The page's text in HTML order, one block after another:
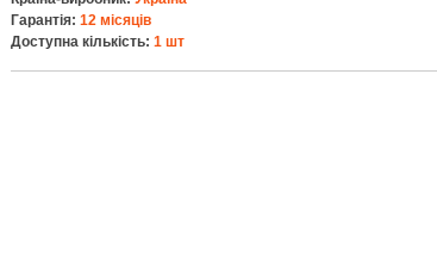
Гарантія: 12 місяців
Доступна кількість: 1 шт